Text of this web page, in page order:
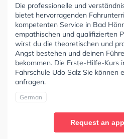
Die professionelle und
bietet hervorragenden
kompetenten Service in Bad
empathischen und qualifizierten
wirst du die theoretischen und
Angst bestehen und deinen
bekommen. Die Erste-Hilfe-Kurs
Fahrschule Udo Salz Sie können
anfragen.
German
Request an